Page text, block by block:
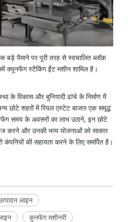
बड़े पैमाने पर पूरी तरह से स्वचालित ब्लॉक
क्यूनफेंग स्टैकिंग ईंट मशीन शामिल है।
के विकास और बुनियादी ढांचे के निर्माण में
छोटे शहरों में रियल एस्टेट बाजार एक समृद्ध
समय के अवसरों का लाभ उठाने, इन छोटे
करने और उनकी भव्य योजनाओं को साकार
कंपनियों की सहायता करने के लिए समर्पित है।
लाइन
कुनफेंग मशीनरी